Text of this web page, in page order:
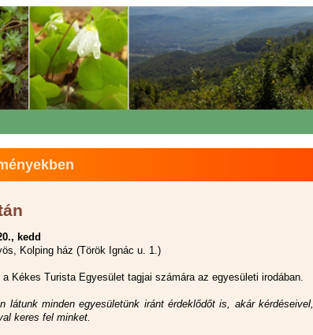
kedd
Kolping ház (Török Ignác u. 1.)
Kékes Turista Egyesület tagjai számára az egyesületi irodában.
látunk minden egyesületünk iránt érdeklődőt is, akár kérdéseivel,
keres fel minket.